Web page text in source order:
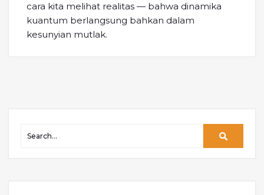
cara kita melihat realitas — bahwa dinamika
kuantum berlangsung bahkan dalam
kesunyian mutlak.